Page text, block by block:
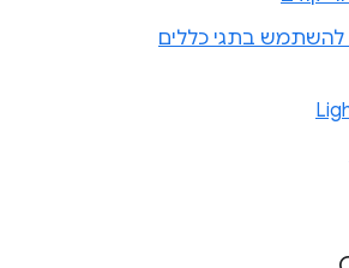
בתגי כללים